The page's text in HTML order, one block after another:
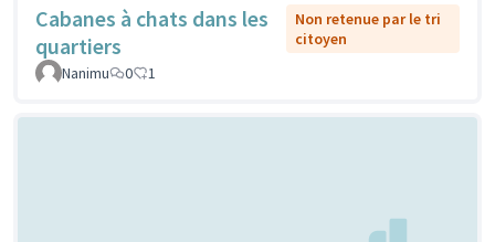
Cabanes à chats dans les
quartiers
Non retenue par le tri
citoyen
Nanimu
0 1